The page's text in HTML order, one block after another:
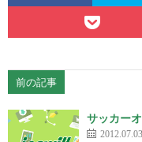
前の記事
サッカー
2012.07.03